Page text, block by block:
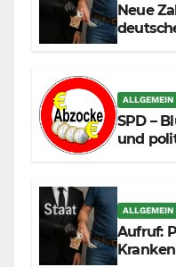
Neue
ALLGEMEIN
SPD –
und
ALLGEMEIN
Aufruf: